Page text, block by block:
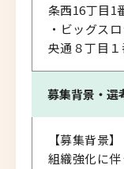
条西16丁目1
・ビッグス
央通８丁目
募集背景・ 選
【募集背景】
組織強化に伴